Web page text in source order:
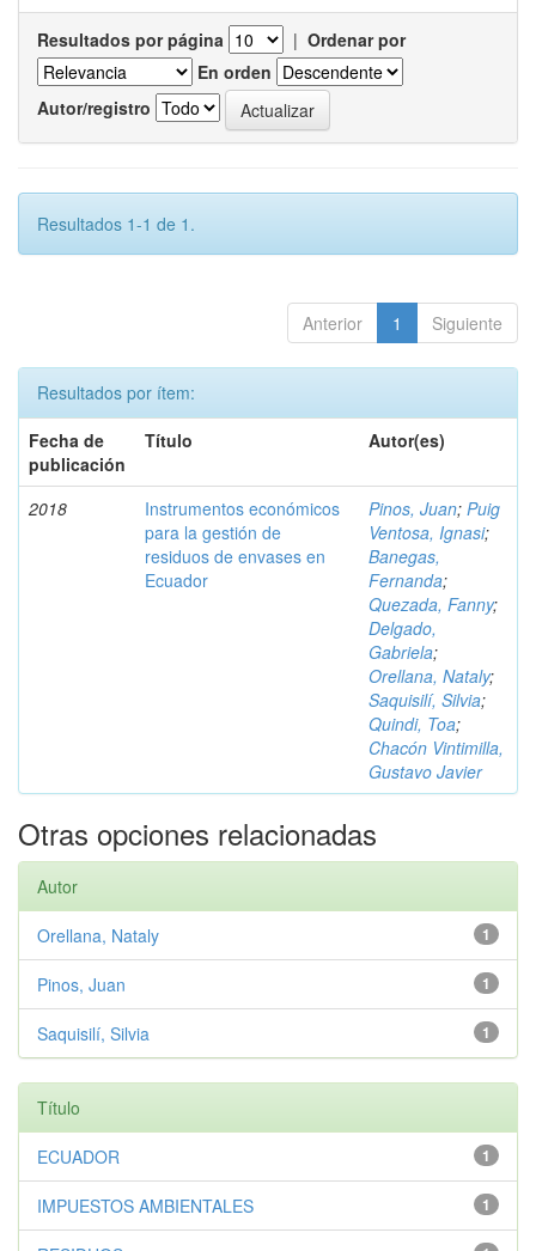
Resultados por página | Ordenar por
En orden
Autor/registro
Resultados 1-1 de 1.
Anterior 1 Siguiente
Resultados por ítem:
Fecha de
publicación
Título Autor(es)
2018
Instrumentos económicos
para la gestión de
residuos de envases en
Ecuador
Pinos, Juan; Puig
Ventosa, Ignasi;
Banegas,
Fernanda;
Quezada, Fanny;
Delgado,
Gabriela;
Orellana, Nataly;
Saquisilí, Silvia;
Quindi, Toa;
Chacón Vintimilla,
Gustavo Javier
Otras opciones relacionadas
Autor
1
Orellana, Nataly
1
Pinos, Juan
1
Saquisilí, Silvia
Título
1
ECUADOR
1
IMPUESTOS AMBIENTALES